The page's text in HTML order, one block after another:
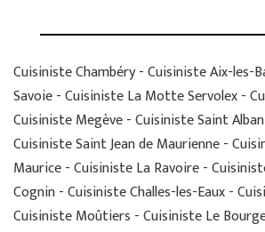
Cuisiniste Chambéry - Cuisiniste Aix-les-
Savoie - Cuisiniste La Motte Servolex -
Cuisiniste Megève - Cuisiniste Saint
Cuisiniste Saint Jean de Maurienne -
Maurice - Cuisiniste La Ravoire -
Cognin - Cuisiniste Challes-les-Eaux -
Cuisiniste Moûtiers - Cuisiniste Le